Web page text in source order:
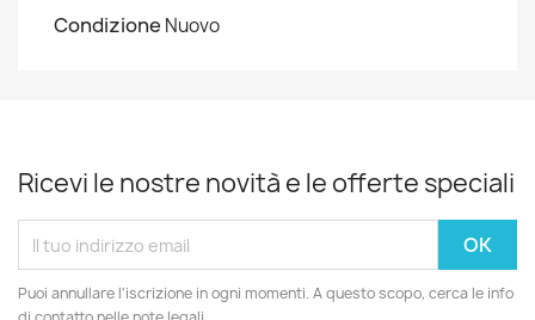
Condizione Nuovo
Ricevi le nostre novità e le offerte speciali
Puoi annullare l'iscrizione in ogni momenti. A questo scopo, cerca le info